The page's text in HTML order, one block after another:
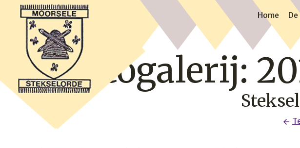
Home
Fotogalerij:
arrow_back